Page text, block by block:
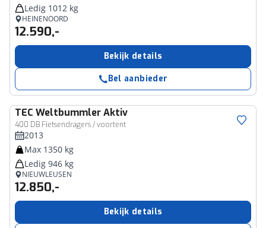
Ledig 1012 kg
HEINENOORD
12.590,-
Bekijk details
Bel aanbieder
TEC Weltbummler Aktiv
400 DB Fietsendragers / voortent
2013
Max 1350 kg
Ledig 946 kg
NIEUWLEUSEN
12.850,-
Bekijk details